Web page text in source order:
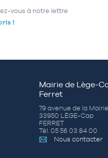
vous à notre lettre
!
Mairie de Lège-
Ferret
79 avenue de la Mairie
33950 LÈGE-Cap
FERRET
Tél. 05 56 03 84 00
Nous contacter